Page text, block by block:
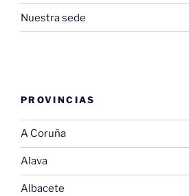
Nuestra sede
PROVINCIAS
A Coruña
Alava
Albacete